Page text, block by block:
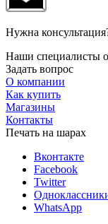
Нужна
Наши специалисты
Задать вопрос
О компании
Как купить
Магазины
Контакты
Печать на шарах
Вконтакте
Facebook
Twitter
WhatsApp